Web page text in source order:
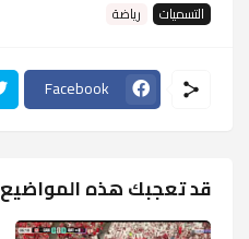
التسميات رياضة
Facebook
قد تعجبك هذه المواضيع